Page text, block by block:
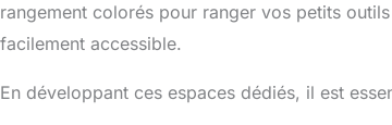
rangement colorés pour ranger vos petits
facilement accessible.
En développant ces espaces dédiés, il est